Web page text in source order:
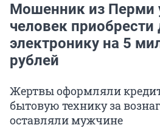
Мошенник из Перми
человек приобрести
электронику на 5
рублей
Жертвы оформляли
бытовую технику за
оставляли мужчине